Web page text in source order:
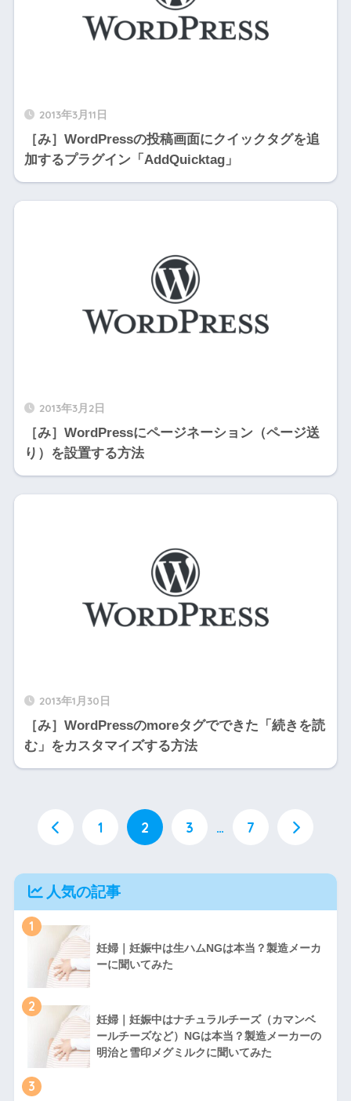
2013年3月11日
［み］WordPressの投稿画面にクイックタグを追
加するプラグイン「AddQuicktag」
2013年3月2日
［み］WordPressにページネーション（ページ送
り）を設置する方法
2013年1月30日
［み］WordPressのmoreタグでできた「続きを読
む」をカスタマイズする方法
1 2 3 … 7
人気の記事
1
妊婦｜妊娠中は生ハムNGは本当？製造メーカ
ーに聞いてみた
2
妊婦｜妊娠中はナチュラルチーズ（カマンベ
ールチーズなど）NGは本当？製造メーカーの
明治と雪印メグミルクに聞いてみた
3